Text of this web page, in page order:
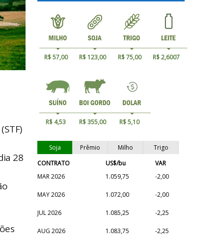
28
R$ 57,00 R$ 123,00 R$ 75,00 R$ 2,6007
R$ 4,53 R$ 355,00 R$ 5,10
Soja Prêmio Milho
Trigo
CONTRATO
US$/bu
VAR
MAR 2026
1.059,75 -2,00
MAY 2026 1.072,00 -2,00
JUL 2026 1.085,25 -2,25
AUG 2026 1.083,75 -2,25